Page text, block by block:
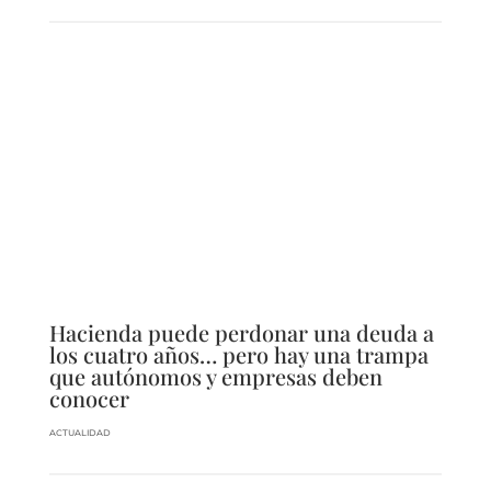
Hacienda puede perdonar una deuda a
los cuatro años… pero hay una trampa
que autónomos y empresas deben
conocer
ACTUALIDAD